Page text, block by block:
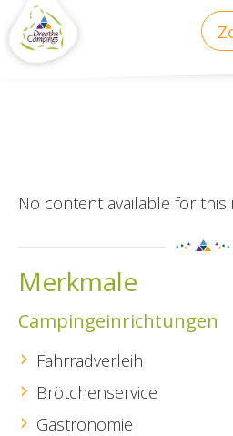
No content available for this
Merkmale
Campingeinrichtungen
Fahrradverleih
Brötchenservice
Gastronomie